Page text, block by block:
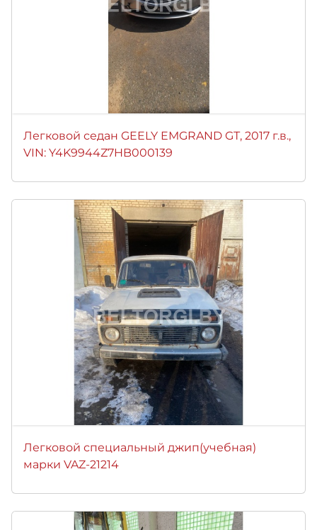
Легковой седан GEELY EMGRAND GТ, 2017 г.в.,
VIN: Y4K9944Z7HB000139
Легковой специальный джип(учебная)
марки VAZ-21214